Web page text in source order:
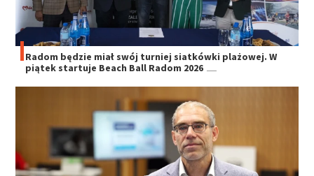
Radom będzie miał swój turniej siatkówki plażowej. W
piątek startuje Beach Ball Radom 2026